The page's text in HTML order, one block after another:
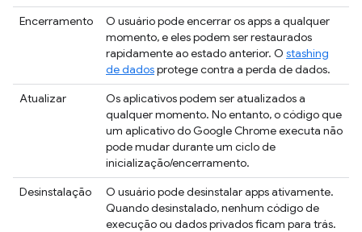
Encerramento
O usuário pode encerrar os apps a qualquer
momento, e eles podem ser restaurados
rapidamente ao estado anterior. O stashing
de dadosprotege contra a perda de dados.
Atualizar
Os aplicativos podem ser atualizados a
qualquer momento. No entanto, o código que
um aplicativo do Google Chrome executa não
pode mudar durante um ciclo de
inicialização/encerramento.
Desinstalação
O usuário pode desinstalar apps ativamente.
Quando desinstalado, nenhum código de
execução ou dados privados ficam para trás.